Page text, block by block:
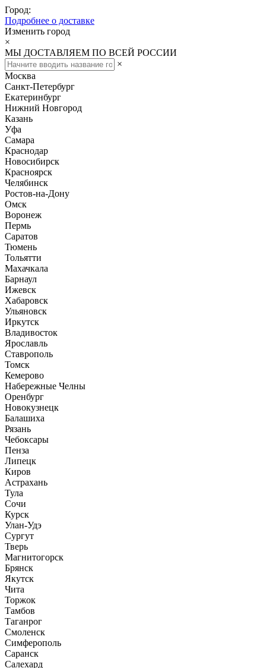
Город:
Подробнее о доставке
Изменить город
×
МЫ ДОСТАВЛЯЕМ ПО ВСЕЙ РОССИИ
×
Москва
Санкт-Петербург
Екатеринбург
Нижний Новгород
Казань
Уфа
Самара
Краснодар
Новосибирск
Красноярск
Челябинск
Ростов-на-Дону
Омск
Воронеж
Пермь
Саратов
Тюмень
Тольятти
Махачкала
Барнаул
Ижевск
Хабаровск
Ульяновск
Иркутск
Владивосток
Ярославль
Ставрополь
Томск
Кемерово
Набережные Челны
Оренбург
Новокузнецк
Балашиха
Рязань
Чебоксары
Пенза
Липецк
Киров
Астрахань
Тула
Сочи
Курск
Улан-Удэ
Сургут
Тверь
Магнитогорск
Брянск
Якутск
Чита
Торжок
Тамбов
Таганрог
Смоленск
Симферополь
Саранск
Салехард